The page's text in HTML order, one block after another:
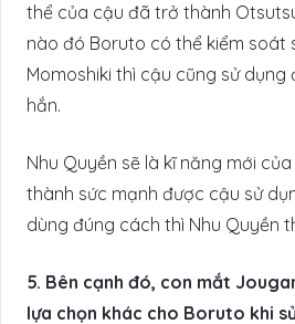
thể của cậu đã trở thành
nào đó Boruto có thể kiểm soát
Momoshiki thì cậu cũng sử
hắn.
Nhu Quyền sẽ là kĩ năng mới
thành sức mạnh được cậu sử
dùng đúng cách thì Nhu Quyền
5. Bên cạnh đó, con mắt
lựa chọn khác cho Boruto khi